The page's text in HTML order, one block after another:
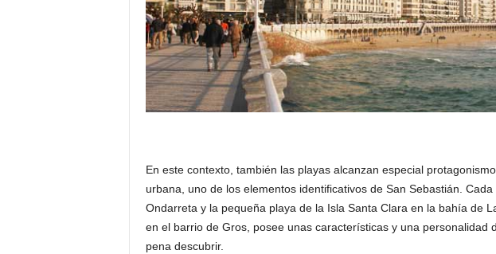
En este contexto, también las playas alcanzan especial
urbana, uno de los elementos identificativos de San Sebastián.
Ondarreta y la pequeña playa de la Isla Santa Clara en la bahía de
en el barrio de Gros, posee unas características y una personalidad
pena descubrir.